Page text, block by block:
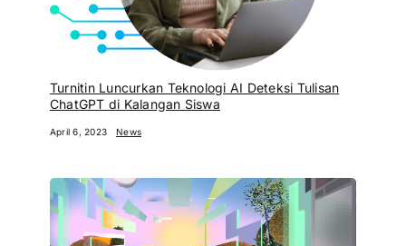
Turnitin Luncurkan Teknologi AI Deteksi Tulisan
ChatGPT di Kalangan Siswa
April 6, 2023 News